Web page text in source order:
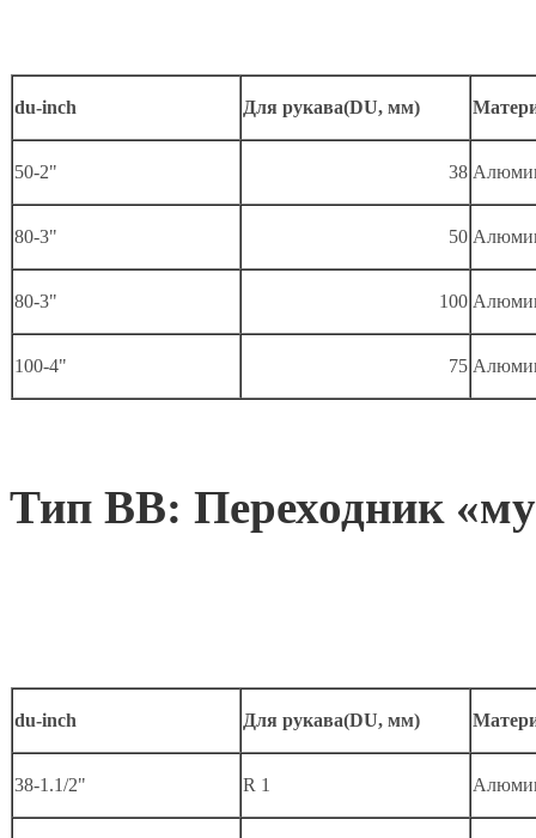
du-inch Для рукава(DU, мм)
50-2" 38
80-3" 50
80-3" 100
100-4" 75
Тип BB: Переходник
du-inch Для рукава(DU, мм)
38-1.1/2" R 1